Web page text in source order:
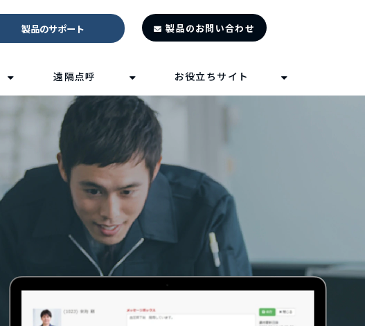
製品のサポート 製品のお問い合わせ
遠隔点呼 お役立ちサイト